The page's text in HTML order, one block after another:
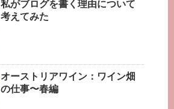
私がブログを書く理由について
考えてみた
オーストリアワイン：ワイン畑
の仕事〜春編